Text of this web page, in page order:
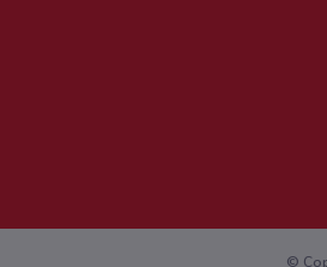
©